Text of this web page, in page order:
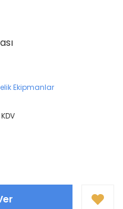
Ekipmanlar